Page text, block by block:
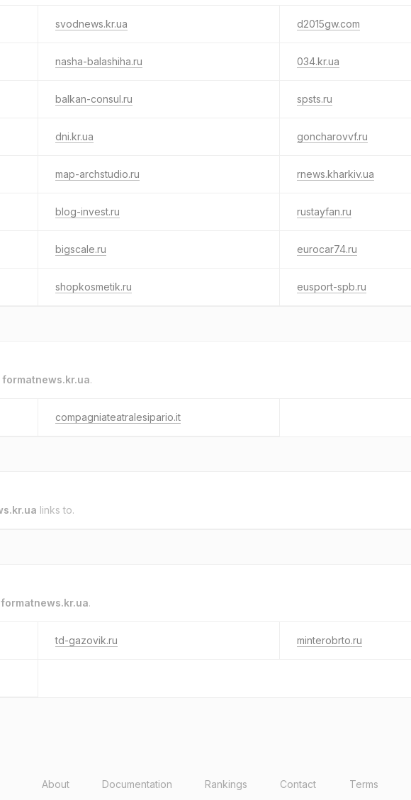
svodnews.kr.ua d2015gw.com
nasha-balashiha.ru 034.kr.ua
balkan-consul.ru spsts.ru
dni.kr.ua goncharovvf.ru
map-archstudio.ru rnews.kharkiv.ua
blog-invest.ru rustayfan.ru
bigscale.ru eurocar74.ru
shopkosmetik.ru eusport-spb.ru
formatnews.kr.ua.
compagniateatralesipario.it
links to.
formatnews.kr.ua.
td-gazovik.ru minterobrto.ru
About Documentation Rankings Contact Terms